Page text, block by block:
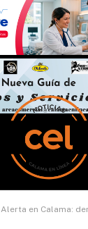
Alerta en Calama: denuncian estafas de